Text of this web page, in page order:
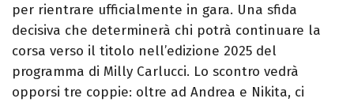
per rientrare ufficialmente in gara. Una sfida
decisiva che determinerà chi potrà continuare la
corsa verso il titolo nell’edizione 2025 del
programma di Milly Carlucci. Lo scontro vedrà
opporsi tre coppie: oltre ad Andrea e Nikita, ci